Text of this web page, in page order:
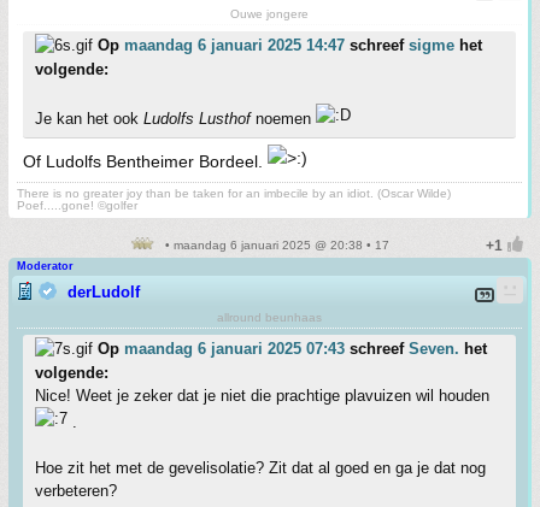
Ouwe jongere
Op maandag 6 januari 2025 14:47 schreef sigme het
volgende:
Je kan het ook Ludolfs Lusthofnoemen
Of Ludolfs Bentheimer Bordeel.
There is no greater joy than be taken for an imbecile by an idiot. (Oscar Wilde)
Poef.....gone! ©golfer
• maandag 6 januari 2025 @ 20:38 • 17
Moderator
derLudolf
allround beunhaas
Op maandag 6 januari 2025 07:43 schreef Seven. het
volgende:
Nice! Weet je zeker dat je niet die prachtige plavuizen wil houden
.
Hoe zit het met de gevelisolatie? Zit dat al goed en ga je dat nog
verbeteren?